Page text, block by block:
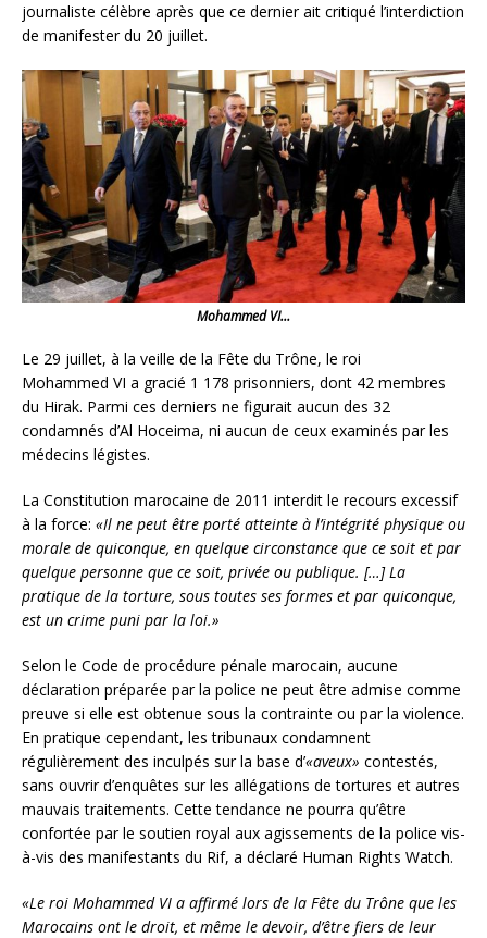
journaliste célèbre après que ce dernier ait critiqué l’interdiction
de manifester du 20 juillet.
Mohammed VI…
Le 29 juillet, à la veille de la Fête du Trône, le roi
Mohammed VI a gracié 1 178 prisonniers, dont 42 membres
du Hirak. Parmi ces derniers ne figurait aucun des 32
condamnés d’Al Hoceima, ni aucun de ceux examinés par les
médecins légistes.
La Constitution marocaine de 2011 interdit le recours excessif
à la force: «Il ne peut être porté atteinte à l’intégrité physique ou
morale de quiconque, en quelque circonstance que ce soit et par
quelque personne que ce soit, privée ou publique. […] La
pratique de la torture, sous toutes ses formes et par quiconque,
est un crime puni par la loi.»
Selon le Code de procédure pénale marocain, aucune
déclaration préparée par la police ne peut être admise comme
preuve si elle est obtenue sous la contrainte ou par la violence.
En pratique cependant, les tribunaux condamnent
régulièrement des inculpés sur la base d’«aveux» contestés,
sans ouvrir d’enquêtes sur les allégations de tortures et autres
mauvais traitements. Cette tendance ne pourra qu’être
confortée par le soutien royal aux agissements de la police vis-
à-vis des manifestants du Rif, a déclaré Human Rights Watch.
«Le roi Mohammed VI a affirmé lors de la Fête du Trône que les
Marocains ont le droit, et même le devoir, d’être fiers de leur